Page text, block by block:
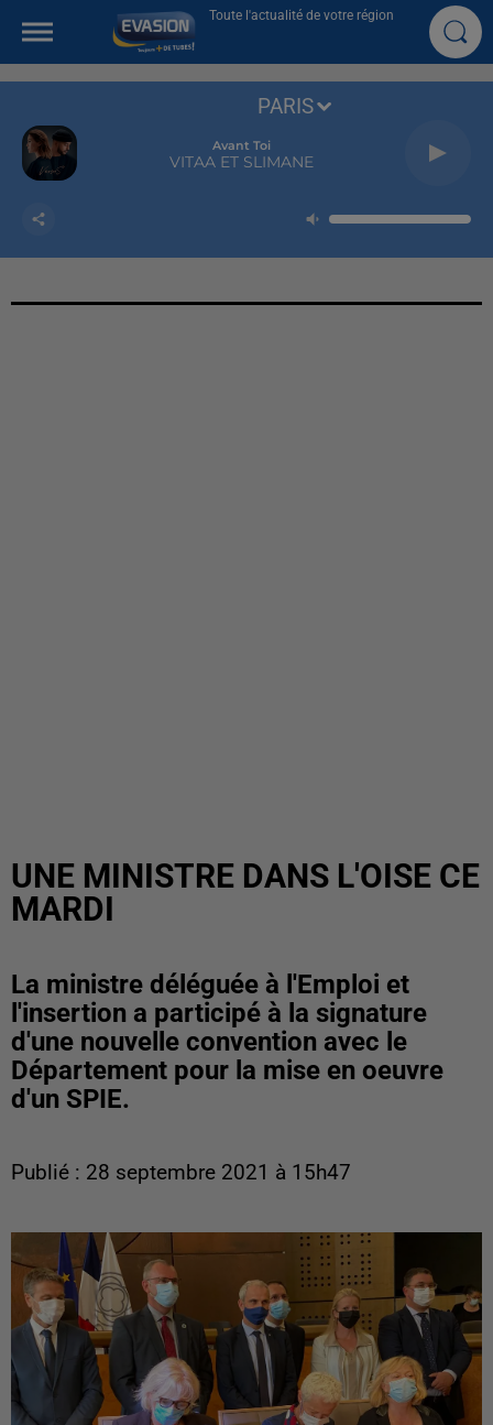
Toute l'actualité de votre région
Avant Toi
VITAA ET SLIMANE
PARIS
UNE MINISTRE DANS L'OISE CE
MARDI
La ministre déléguée à l'Emploi et
l'insertion a participé à la signature
d'une nouvelle convention avec le
Département pour la mise en oeuvre
d'un SPIE.
Publié : 28 septembre 2021 à 15h47